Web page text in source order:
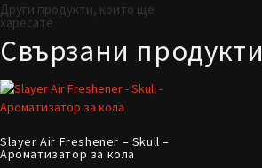
Други продукти, които ще
харесате
Свързани продукти
Slayer Air Freshener – Skull –
Ароматизатор за кола